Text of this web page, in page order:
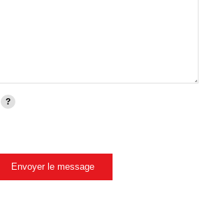
Envoyer le message